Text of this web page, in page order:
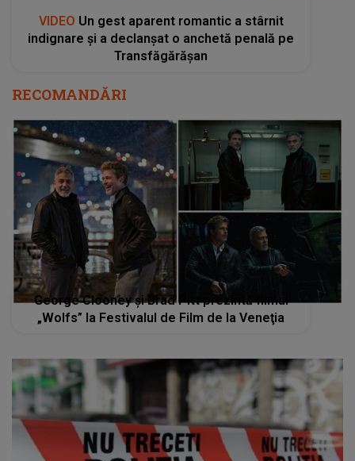
VIDEO Un gest aparent romantic a stârnit
indignare și a declanșat o anchetă penală pe
Transfăgărășan
RECOMANDĂRI
George Clooney şi Brad Pitt prezintă filmul
„Wolfs” la Festivalul de Film de la Veneţia